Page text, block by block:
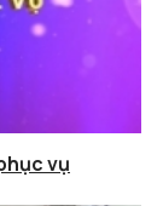
vụ